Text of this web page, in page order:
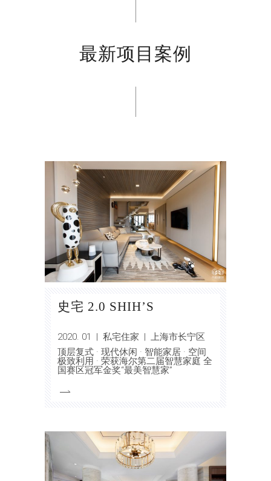
最新项目案例
史宅 2.0 SHIH’S
2020. 01 | 私宅住家 | 上海市长宁区
顶层复式 · 现代休闲 · 智能家居 · 空间
极致利用 · 荣获海尔第二届智慧家庭 全
国赛区冠军金奖“最美智慧家”